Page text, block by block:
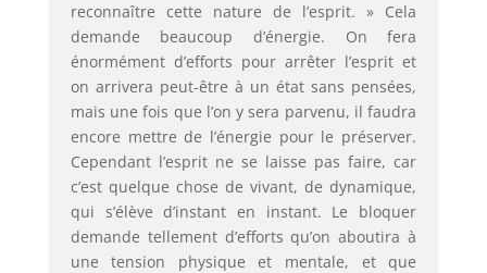
reconnaître cette nature de l’esprit. » Cela
demande beaucoup d’énergie. On fera
énormément d’efforts pour arrêter l’esprit et
on arrivera peut-être à un état sans pensées,
mais une fois que l’on y sera parvenu, il faudra
encore mettre de l’énergie pour le préserver.
Cependant l’esprit ne se laisse pas faire, car
c’est quelque chose de vivant, de dynamique,
qui s’élève d’instant en instant. Le bloquer
demande tellement d’efforts qu’on aboutira à
une tension physique et mentale, et que